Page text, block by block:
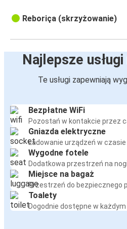
Reboriça (skrzyżowanie)
Najlepsze
Te usługi zapewniają
Bezpłatne WiFi
Pozostań w kontakcie przez
Gniazda elektryczne
Ładowanie urządzeń w
Wygodne fotele
Dodatkowa przestrzeń na
Miejsce na bagaż
Przestrzeń do bezpiecznego
Toalety
Dogodnie dostępne w